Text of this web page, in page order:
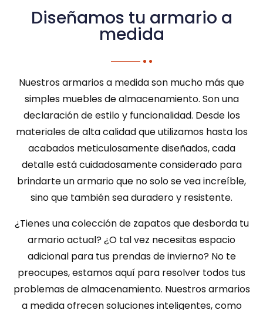
Diseñamos tu armario a
medida
Nuestros armarios a medida son mucho más que
simples muebles de almacenamiento. Son una
declaración de estilo y funcionalidad. Desde los
materiales de alta calidad que utilizamos hasta los
acabados meticulosamente diseñados, cada
detalle está cuidadosamente considerado para
brindarte un armario que no solo se vea increíble,
sino que también sea duradero y resistente.
¿Tienes una colección de zapatos que desborda tu
armario actual? ¿O tal vez necesitas espacio
adicional para tus prendas de invierno? No te
preocupes, estamos aquí para resolver todos tus
problemas de almacenamiento. Nuestros armarios
a medida ofrecen soluciones inteligentes, como